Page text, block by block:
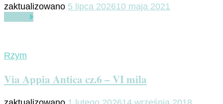
zaktualizowano 5 lipca 202610 maja 2021
Rzym
Via Appia Antica cz.6 – VI mila